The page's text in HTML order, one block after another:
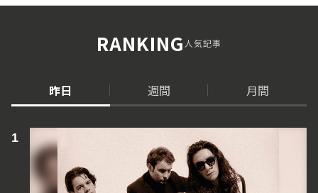
RANKING人気記事
昨日 週間 月間